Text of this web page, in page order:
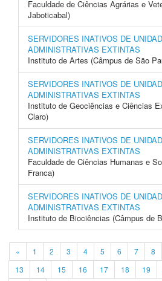
Faculdade de Ciências Agrárias e
Jaboticabal)
SERVIDORES INATIVOS DE
ADMINISTRATIVAS EXTINTAS
Instituto de Artes (Câmpus de São
SERVIDORES INATIVOS DE
ADMINISTRATIVAS EXTINTAS
Instituto de Geociências e Ciências
Claro)
SERVIDORES INATIVOS DE
ADMINISTRATIVAS EXTINTAS
Faculdade de Ciências Humanas e
Franca)
SERVIDORES INATIVOS DE
ADMINISTRATIVAS EXTINTAS
Instituto de Biociências (Câmpus de
« 1 2 3 4 5 6 7 8
13
14 15 16 17 18 19